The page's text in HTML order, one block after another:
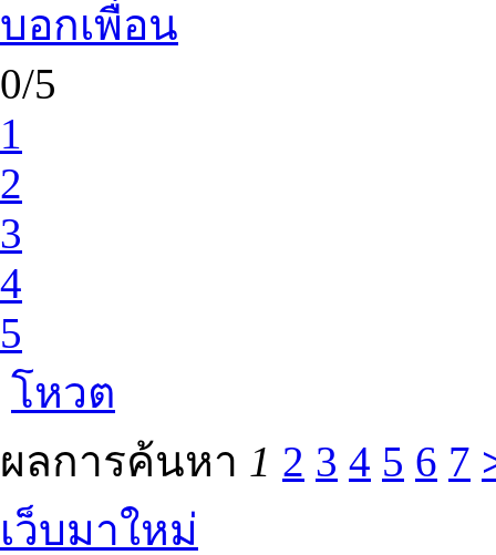
บอกเพื่อน
0/5
1
2
3
4
5
โหวต
ผลการค้นหา 1 2 3 4 5 6 7
เว็บมาใหม่